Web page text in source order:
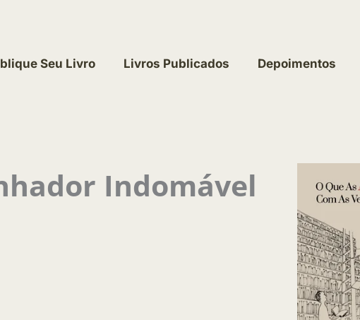
Seu Livro Livros Publicados Depoimentos
Indomável